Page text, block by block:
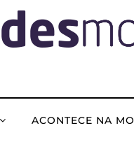
ACONTECE NA